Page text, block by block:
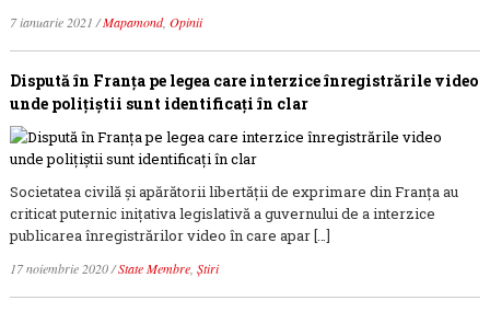
7 ianuarie 2021 /Mapamond, Opinii
Dispută în Franța pe legea care interzice înregistrările video
unde polițiștii sunt identificați în clar
Societatea civilă și apărătorii libertății de exprimare din Franța au
criticat puternic inițativa legislativă a guvernului de a interzice
publicarea înregistrărilor video în care apar […]
17 noiembrie 2020/State Membre, Știri